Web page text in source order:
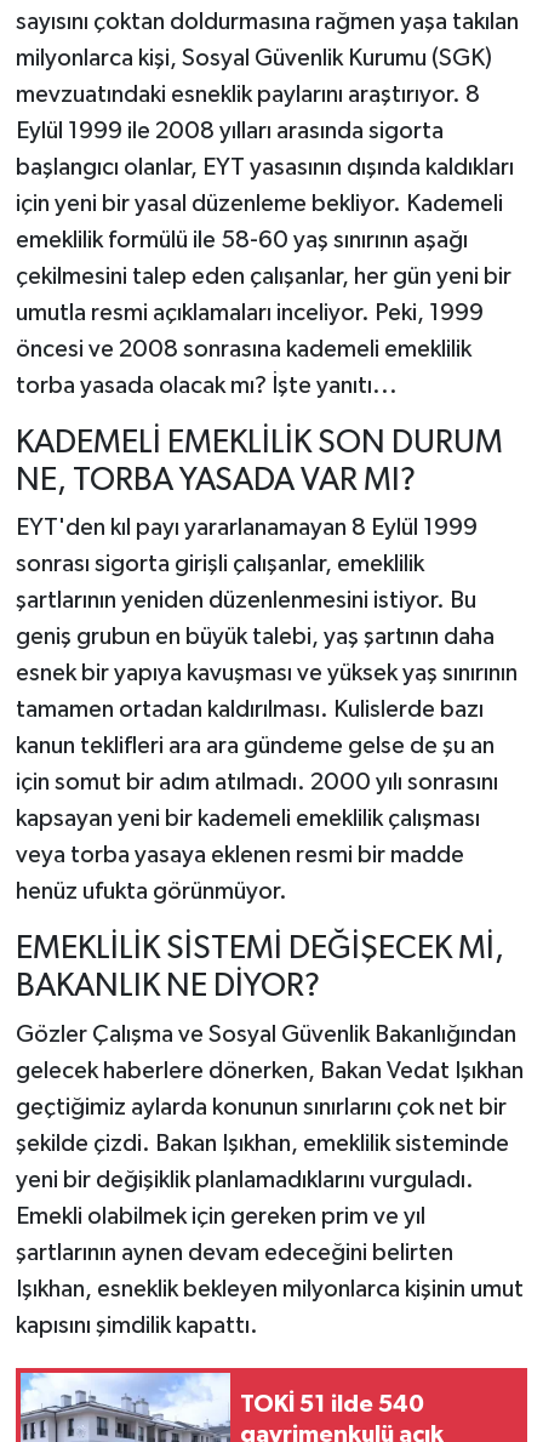
sayısını çoktan doldurmasına rağmen yaşa takılan
milyonlarca kişi, Sosyal Güvenlik Kurumu (SGK)
mevzuatındaki esneklik paylarını araştırıyor. 8
Eylül 1999 ile 2008 yılları arasında sigorta
başlangıcı olanlar, EYT yasasının dışında kaldıkları
için yeni bir yasal düzenleme bekliyor. Kademeli
emeklilik formülü ile 58-60 yaş sınırının aşağı
çekilmesini talep eden çalışanlar, her gün yeni bir
umutla resmi açıklamaları inceliyor. Peki, 1999
öncesi ve 2008 sonrasına kademeli emeklilik
torba yasada olacak mı? İşte yanıtı...
KADEMELİ EMEKLİLİK SON DURUM
NE, TORBA YASADA VAR MI?
EYT'den kıl payı yararlanamayan 8 Eylül 1999
sonrası sigorta girişli çalışanlar, emeklilik
şartlarının yeniden düzenlenmesini istiyor. Bu
geniş grubun en büyük talebi, yaş şartının daha
esnek bir yapıya kavuşması ve yüksek yaş sınırının
tamamen ortadan kaldırılması. Kulislerde bazı
kanun teklifleri ara ara gündeme gelse de şu an
için somut bir adım atılmadı. 2000 yılı sonrasını
kapsayan yeni bir kademeli emeklilik çalışması
veya torba yasaya eklenen resmi bir madde
henüz ufukta görünmüyor.
EMEKLİLİK SİSTEMİ DEĞİŞECEK Mİ,
BAKANLIK NE DİYOR?
Gözler Çalışma ve Sosyal Güvenlik Bakanlığından
gelecek haberlere dönerken, Bakan Vedat Işıkhan
geçtiğimiz aylarda konunun sınırlarını çok net bir
şekilde çizdi. Bakan Işıkhan, emeklilik sisteminde
yeni bir değişiklik planlamadıklarını vurguladı.
Emekli olabilmek için gereken prim ve yıl
şartlarının aynen devam edeceğini belirten
Işıkhan, esneklik bekleyen milyonlarca kişinin umut
kapısını şimdilik kapattı.
TOKİ 51 ilde 540
gayrimenkulü açık